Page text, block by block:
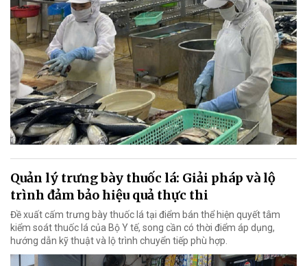
Quản lý trưng bày thuốc lá: Giải pháp và lộ
trình đảm bảo hiệu quả thực thi
Đề xuất cấm trưng bày thuốc lá tại điểm bán thể hiện quyết tâm
kiểm soát thuốc lá của Bộ Y tế, song cần có thời điểm áp dụng,
hướng dẫn kỹ thuật và lộ trình chuyển tiếp phù hợp.